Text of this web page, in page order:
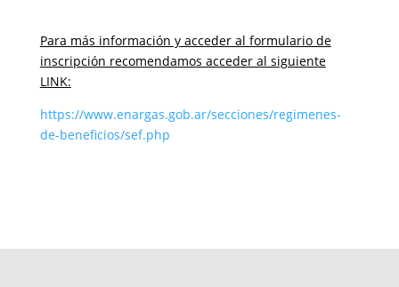
Para más información y acceder al formulario de
inscripción recomendamos acceder al siguiente
LINK:
https://www.enargas.gob.ar/secciones/regimenes-
de-beneficios/sef.php